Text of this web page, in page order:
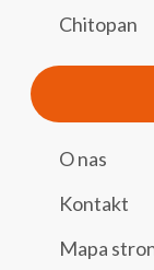
Chitopan
O nas
Kontakt
Mapa